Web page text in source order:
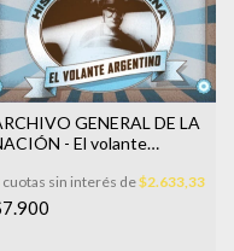
GENERAL DE LA
- El volante
cuotas sin interés de$2.633,33